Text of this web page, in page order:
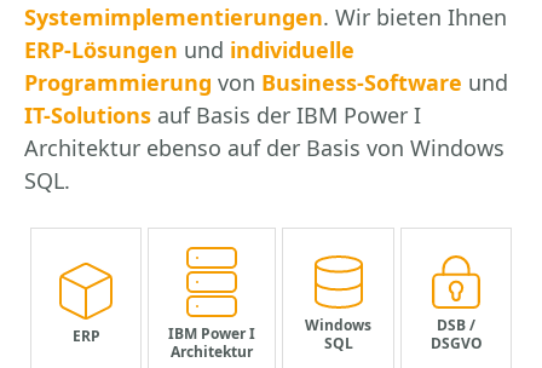
Systemimplementierungen. Wir bieten Ihnen
ERP-Lösungen und individuelle
Programmierung von Business-Software und
IT-Solutions auf Basis der IBM Power I
Architektur ebenso auf der Basis von Windows
SQL.
ERP
IBM Power I
Architektur
Windows
SQL
DSB /
DSGVO